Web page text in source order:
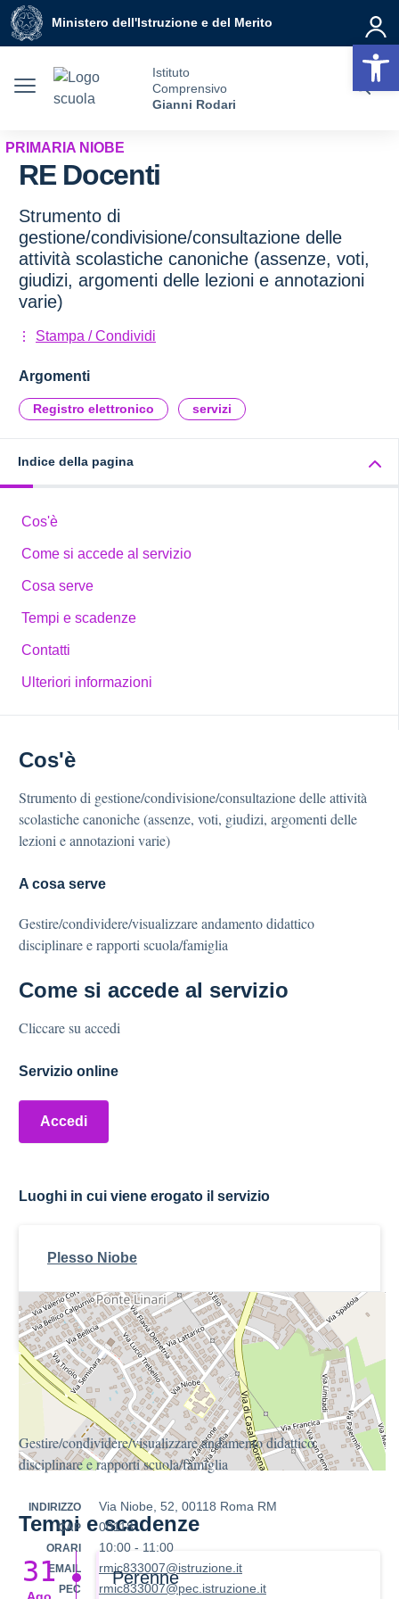
Vai ai contenuti
Vai al menu di navigazione
Vai al footer
Ministero dell'Istruzione e del Merito
Istituto
Comprensivo
Gianni Rodari
PRIMARIA NIOBE
RE Docenti
Strumento di
gestione/condivisione/consultazione delle
attività scolastiche canoniche (assenze, voti,
giudizi, argomenti delle lezioni e annotazioni
varie)
Stampa / Condividi
Argomenti
Registro elettronico servizi
Indice della pagina
Cos'è
Come si accede al servizio
Cosa serve
Tempi e scadenze
Contatti
Ulteriori informazioni
Cos'è
Strumento di gestione/condivisione/consultazione delle attività
scolastiche canoniche (assenze, voti, giudizi, argomenti delle
lezioni e annotazioni varie)
A cosa serve
Gestire/condividere/visualizzare andamento didattico
disciplinare e rapporti scuola/famiglia
Come si accede al servizio
Cliccare su accedi
Servizio online
Accedi
Luoghi in cui viene erogato il servizio
Plesso Niobe
INDIRIZZO Via Niobe, 52, 00118 Roma RM
CAP 00118
ORARI 10:00 - 11:00
EMAIL rmic833007@istruzione.it
PEC rmic833007@pec.istruzione.it
Cosa serve
Gestire/condividere/visualizzare andamento didattico
disciplinare e rapporti scuola/famiglia
Tempi e scadenze
Perenne
31